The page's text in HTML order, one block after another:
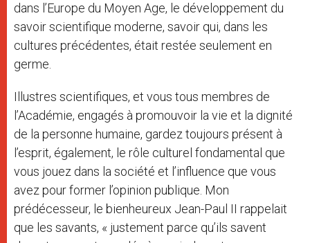
dans l’Europe du Moyen Age, le développement du
savoir scientifique moderne, savoir qui, dans les
cultures précédentes, était restée seulement en
germe.
Illustres scientifiques, et vous tous membres de
l’Académie, engagés à promouvoir la vie et la dignité
de la personne humaine, gardez toujours présent à
l’esprit, également, le rôle culturel fondamental que
vous jouez dans la société et l’influence que vous
avez pour former l’opinion publique. Mon
prédécesseur, le bienheureux Jean-Paul II rappelait
que les savants, « justement parce qu’ils savent